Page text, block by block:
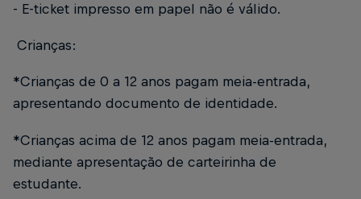
- E-ticket impresso em papel não é válido.
Crianças:
*Crianças de 0 a 12 anos pagam meia-entrada,
apresentando documento de identidade.
*Crianças acima de 12 anos pagam meia-entrada,
mediante apresentação de carteirinha de
estudante.